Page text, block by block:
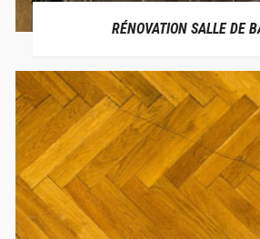
RÉNOVATION SALLE DE